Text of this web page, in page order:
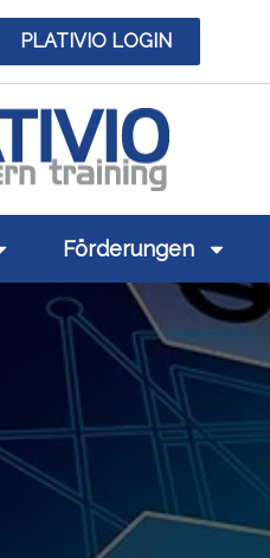
öffnen
https://www.linkedin.com/
PLATIVIO LOGIN
Link zu
Förderungen